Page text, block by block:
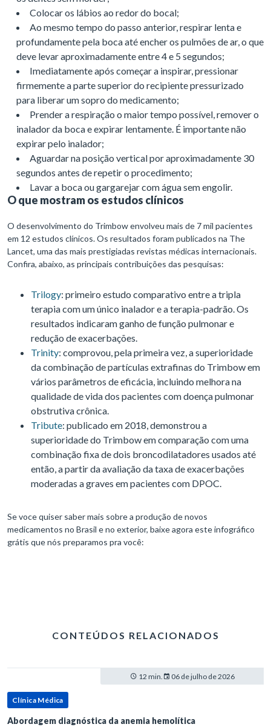
Colocar os lábios ao redor do bocal;
Ao mesmo tempo do passo anterior, respirar lenta e
profundamente pela boca até encher os pulmões de ar, o que
deve levar aproximadamente entre 4 e 5 segundos;
Imediatamente após começar a inspirar, pressionar
firmemente a parte superior do recipiente pressurizado
para liberar um sopro do medicamento;
Prender a respiração o maior tempo possível, remover o
inalador da boca e expirar lentamente. É importante não
expirar pelo inalador;
Aguardar na posição vertical por aproximadamente 30
segundos antes de repetir o procedimento;
Lavar a boca ou gargarejar com água sem engolir.
O que mostram os estudos clínicos
O desenvolvimento do Trimbow envolveu mais de 7 mil pacientes
em 12 estudos clínicos. Os resultados foram publicados na The
Lancet, uma das mais prestigiadas revistas médicas internacionais.
Confira, abaixo, as principais contribuições das pesquisas:
Trilogy: primeiro estudo comparativo entre a tripla
terapia com um único inalador e a terapia-padrão. Os
resultados indicaram ganho de função pulmonar e
redução de exacerbações.
Trinity: comprovou, pela primeira vez, a superioridade
da combinação de partículas extrafinas do Trimbow em
vários parâmetros de eficácia, incluindo melhora na
qualidade de vida dos pacientes com doença pulmonar
obstrutiva crônica.
Tribute: publicado em 2018, demonstrou a
superioridade do Trimbow em comparação com uma
combinação fixa de dois broncodilatadores usados até
então, a partir da avaliação da taxa de exacerbações
moderadas a graves em pacientes com DPOC.
Se voce quiser saber mais sobre a produção de novos
medicamentos no Brasil e no exterior, baixe agora este infográfico
grátis que nós preparamos pra você:
CONTEÚDOS RELACIONADOS
12 min. 06 de julho de 2026
Clínica Médica
Abordagem diagnóstica da anemia hemolítica